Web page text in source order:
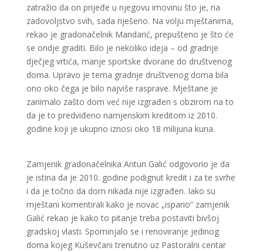
zatražio da on prijeđe u njegovu imovinu što je, na
zadovoljstvo svih, sada riješeno. Na volju mještanima,
rekao je gradonačelnik Mandarić, prepušteno je što će
se ondje graditi. Bilo je nekoliko ideja – od gradnje
dječjeg vrtića, manje sportske dvorane do društvenog
doma. Upravo je tema gradnje društvenog doma bila
ono oko čega je bilo najviše rasprave. Mještane je
zanimalo zašto dom već nije izgrađen s obzirom na to
da je to predviđeno namjenskim kreditom iz 2010.
godine koji je ukupno iznosi oko 18 milijuna kuna.
Zamjenik gradonačelnika Antun Galić odgovorio je da
je istina da je 2010. godine podignut kredit i za te svrhe
i da je točno da dom nikada nije izgrađen. Iako su
mještani komentirali kako je novac „ispario“ zamjenik
Galić rekao je kako to pitanje treba postaviti bivšoj
gradskoj vlasti. Spominjalo se i renoviranje jedinog
doma kojeg Kuševčani trenutno uz Pastoralni centar